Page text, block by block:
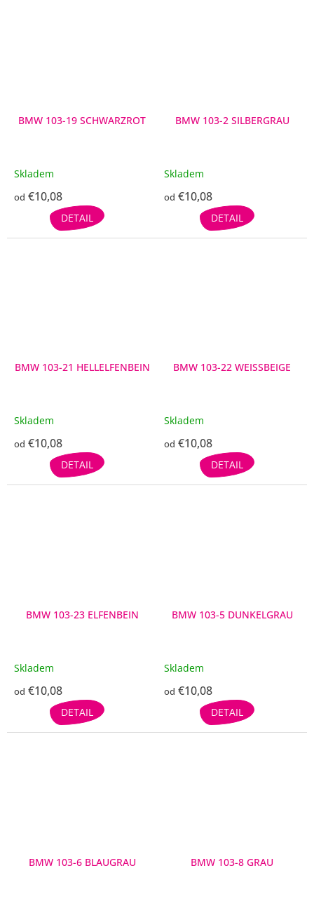
BMW 103-19 SCHWARZROT
Skladem
od €10,08
DETAIL
BMW 103-2 SILBERGRAU
Skladem
od €10,08
DETAIL
BMW 103-21 HELLELFENBEIN
Skladem
od €10,08
DETAIL
BMW 103-22 WEISSBEIGE
Skladem
od €10,08
DETAIL
BMW 103-23 ELFENBEIN
Skladem
od €10,08
DETAIL
BMW 103-5 DUNKELGRAU
Skladem
od €10,08
DETAIL
BMW 103-6 BLAUGRAU BMW 103-8 GRAU